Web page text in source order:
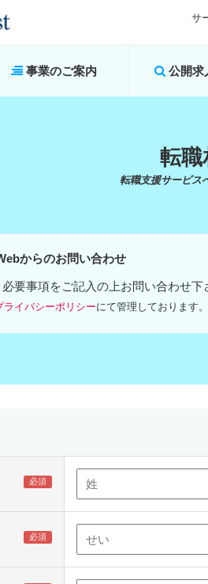
サ
事業のご案内 公開求
転職
転職支援サービス
からのお問い合わせ
要事項をご記入の上お問い合わせ下
ライバシーポリシーにて管理しております。